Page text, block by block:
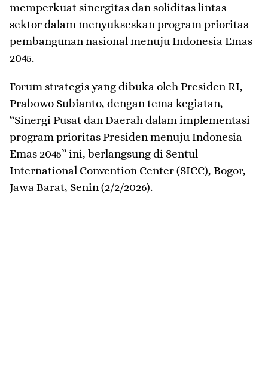
memperkuat sinergitas dan soliditas lintas
sektor dalam menyukseskan program prioritas
pembangunan nasional menuju Indonesia Emas
2045.
Forum strategis yang dibuka oleh Presiden RI,
Prabowo Subianto, dengan tema kegiatan,
“Sinergi Pusat dan Daerah dalam implementasi
program prioritas Presiden menuju Indonesia
Emas 2045” ini, berlangsung di Sentul
International Convention Center (SICC), Bogor,
Jawa Barat, Senin (2/2/2026).